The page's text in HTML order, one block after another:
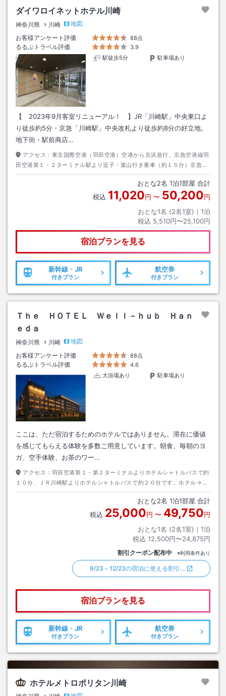
ダイワロイネットホテル川崎
神奈川県 川崎
地図
お客様アンケート評価
88点
るるぶトラベル評価
3.9
駅徒歩5分
駐車場あり
【 2023年9月客室リニューアル！ 】JR「川崎駅」中央東口よ
り徒歩約5分・京急「川崎駅」中央改札より徒歩約8分の好立地。
地下街・駅前商店…
アクセス： 東京国際空港（羽田空港）空港から京浜急行、京急空港線羽
田空港第１・２ターミナル駅より逗子・葉山行き乗車（約１５分）京急川
崎駅下車後、中央口出口より徒歩約５分
おとな2名 1泊1部屋 合計
税込 11,020円 〜 50,200円
おとな1名 (2名1室)｜ 1泊
税込 5,510円〜25,100円
宿泊プランを見る
新幹線・JR
付きプラン
航空券
付きプラン
Ｔｈｅ ＨＯＴＥＬ Ｗｅｌｌ－ｈｕｂ Ｈａｎ
ｅｄａ
神奈川県 川崎
地図
お客様アンケート評価
88点
るるぶトラベル評価
4.6
大浴場あり
駐車場あり
ここは、ただ宿泊するためのホテルではありません。滞在に価値
を感じてもらえる体験を多数ご⽤意しています。朝⾷、毎朝のヨ
ガ、空⼿体験、お茶のワー…
アクセス： 羽田空港第１・第２ターミナルよりホテルシャトルバスで約
１０分、ＪＲ川崎駅よりホテルシャトルバスで約２０分です。ホテル→羽
田空港へのバスは朝５時から運行しております。時刻表につきましてはホ
おとな2名 1泊1部屋 合計
税込 25,000円 〜 49,750円
おとな1名 (2名1室)｜ 1泊
税込 12,500円〜24,875円
割引クーポン配布中 ※利用条件あり
9/23～12/23の宿泊に使える割引…
宿泊プランを見る
新幹線・JR
付きプラン
航空券
付きプラン
ホテルメトロポリタン川崎